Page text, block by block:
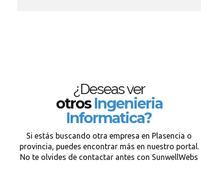
¿Deseas ver
otrosIngenieria
Informatica?
Si estás buscando otra empresa en Plasencia o
provincia, puedes encontrar más en nuestro portal.
No te olvides de contactar antes con SunwellWebs